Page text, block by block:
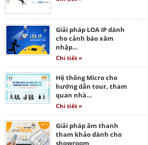
Giải pháp LOA IP dành
cho cảnh báo xâm
nhập…
Chi tiết »
Hệ thống Micro cho
hướng dẫn tour, tham
quan nhà…
Chi tiết »
Giải pháp âm thanh
tham khảo dành cho
showroom